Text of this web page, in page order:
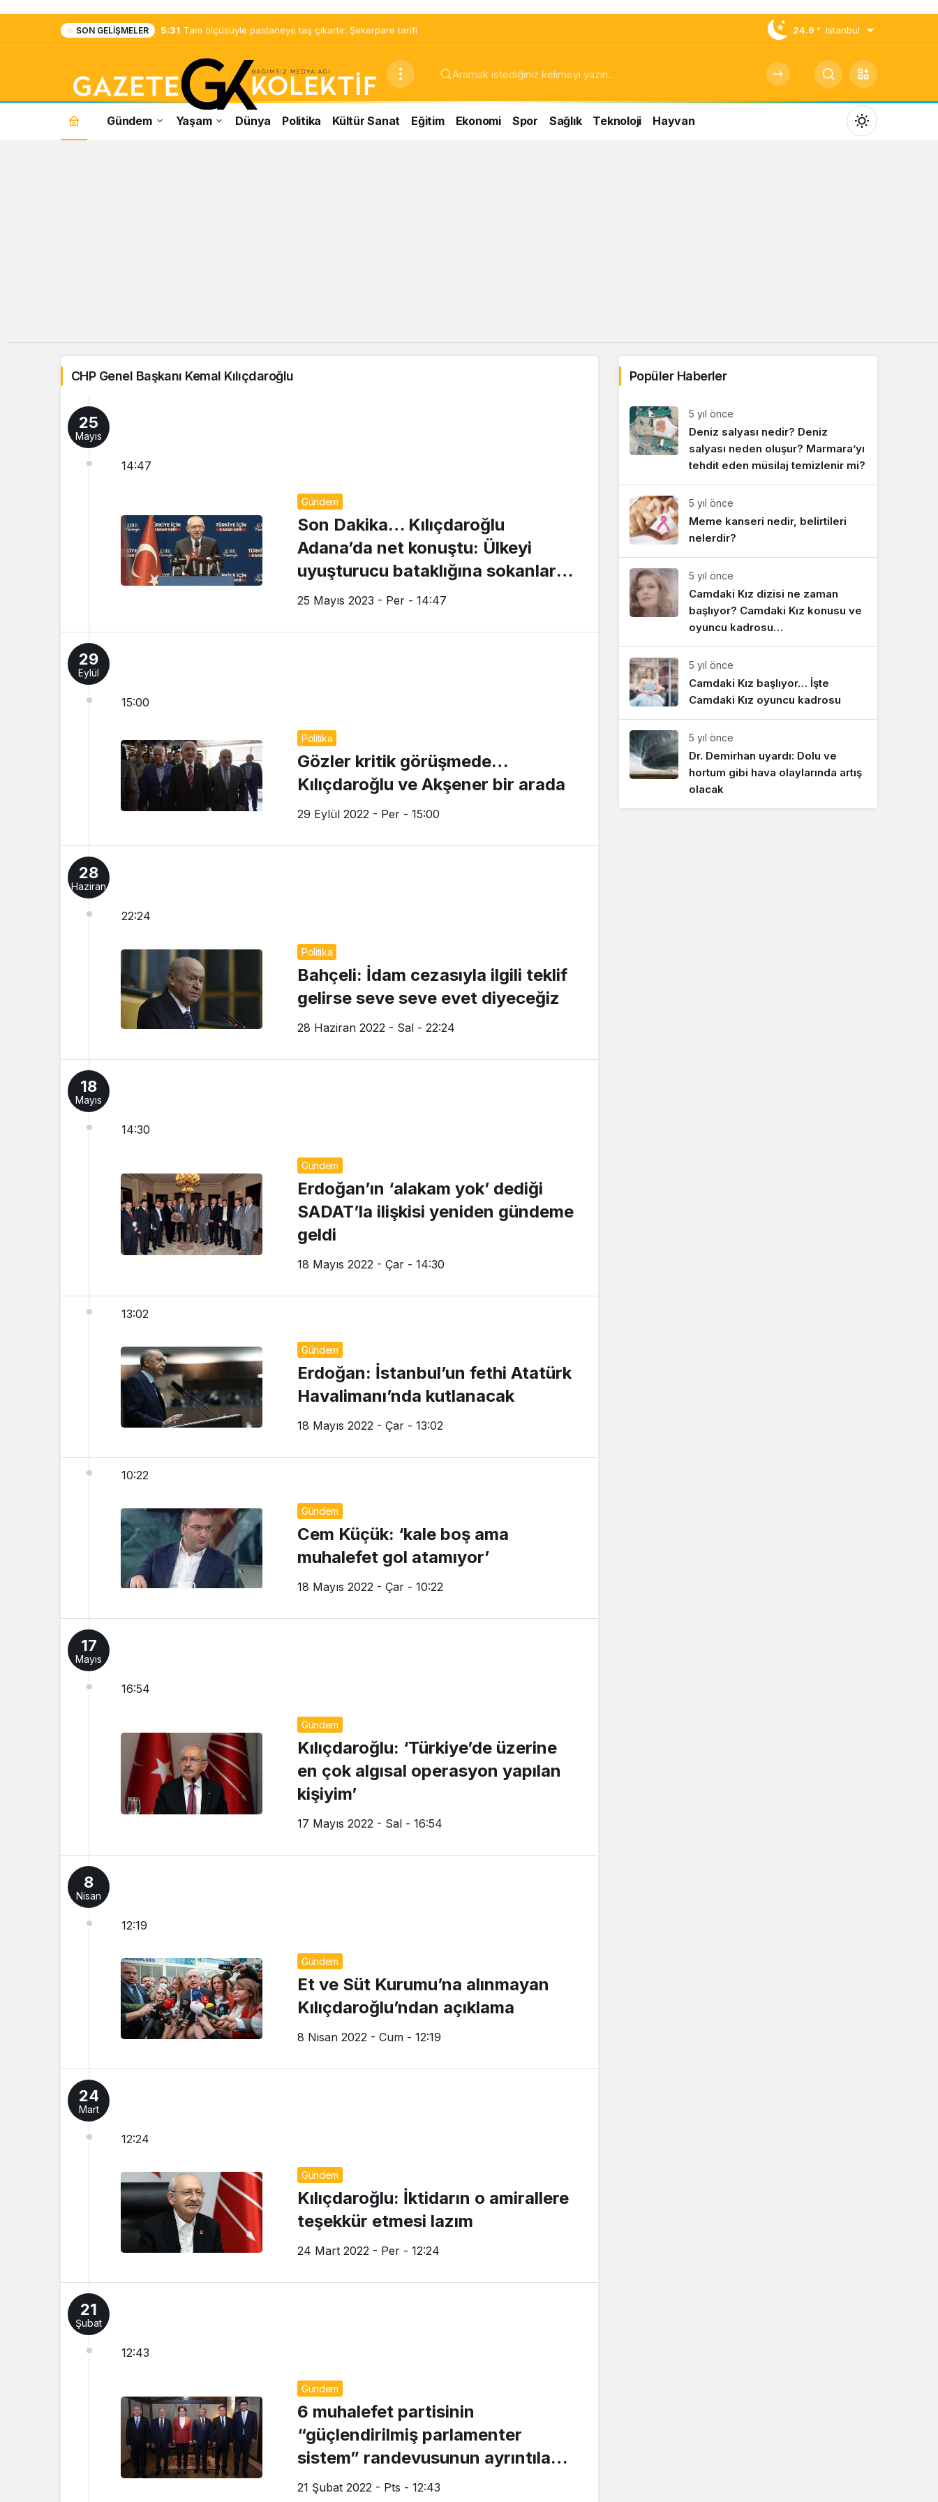
SON GELIŞMELER 5:31 Tam ölçüsüyle pastaneye taş çıkartır: Şekerpare tarifi 24.9 ° Istanbul
CHP
Gündem Yaşam Dünya Politika Kültür Sanat Eğitim Ekonomi Spor Sağlık Teknoloji Hayvan
Mod
değiştir
CHP Genel Başkanı Kemal Kılıçdaroğlu
25
Mayıs
14:47
Gündem
Son Dakika… Kılıçdaroğlu
Adana’da net konuştu: Ülkeyi
uyuşturucu bataklığına sokanlara
oy vermemeniz lazım
25 Mayıs 2023 - Per - 14:47
29
Eylül
15:00
Politika
Gözler kritik görüşmede…
Kılıçdaroğlu ve Akşener bir arada
29 Eylül 2022 - Per - 15:00
28
Haziran
22:24
Politika
Bahçeli: İdam cezasıyla ilgili teklif
gelirse seve seve evet diyeceğiz
28 Haziran 2022 - Sal - 22:24
18
Mayıs
14:30
Gündem
Erdoğan’ın ‘alakam yok’ dediği
SADAT’la ilişkisi yeniden gündeme
geldi
18 Mayıs 2022 - Çar - 14:30
13:02
Gündem
Erdoğan: İstanbul’un fethi Atatürk
Havalimanı’nda kutlanacak
18 Mayıs 2022 - Çar - 13:02
10:22
Gündem
Cem Küçük: ‘kale boş ama
muhalefet gol atamıyor’
18 Mayıs 2022 - Çar - 10:22
17
Mayıs
16:54
Gündem
Kılıçdaroğlu: ‘Türkiye’de üzerine
en çok algısal operasyon yapılan
kişiyim’
17 Mayıs 2022 - Sal - 16:54
8
Nisan
12:19
Gündem
Et ve Süt Kurumu’na alınmayan
Kılıçdaroğlu’ndan açıklama
8 Nisan 2022 - Cum - 12:19
24
Mart
12:24
Gündem
Kılıçdaroğlu: İktidarın o amirallere
teşekkür etmesi lazım
24 Mart 2022 - Per - 12:24
21
Şubat
12:43
Gündem
6 muhalefet partisinin
“güçlendirilmiş parlamenter
sistem” randevusunun ayrıntıları
netleşti
21 Şubat 2022 - Pts - 12:43
Popüler Haberler
5 yıl önce
Deniz salyası nedir? Deniz
salyası neden oluşur? Marmara’yı
tehdit eden müsilaj temizlenir mi?
5 yıl önce
Meme kanseri nedir, belirtileri
nelerdir?
5 yıl önce
Camdaki Kız dizisi ne zaman
başlıyor? Camdaki Kız konusu ve
oyuncu kadrosu…
5 yıl önce
Camdaki Kız başlıyor… İşte
Camdaki Kız oyuncu kadrosu
5 yıl önce
Dr. Demirhan uyardı: Dolu ve
hortum gibi hava olaylarında artış
olacak